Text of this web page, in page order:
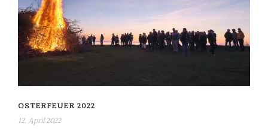
OSTERFEUER 2022
12. April 2022